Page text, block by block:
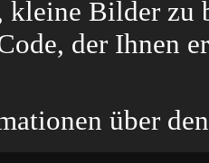
kleine Bilder zu
der Ihnen
über